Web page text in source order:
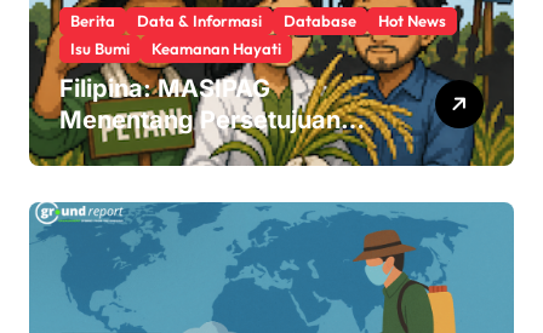
Berita Data & Informasi Database
Hot News
Isu Bumi
Keamanan Hayati
Filipina: MASIPAG
Menentang Persetujuan
Beras Transgenik